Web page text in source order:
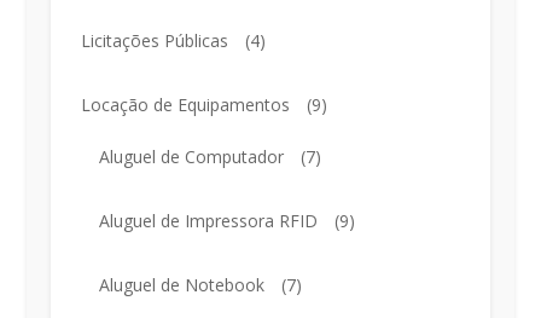
Licitações Públicas (4)
Locação de Equipamentos (9)
Aluguel de Computador (7)
Aluguel de Impressora RFID (9)
Aluguel de Notebook (7)